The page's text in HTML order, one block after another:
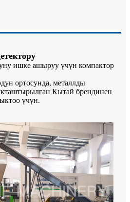
ишке ашыруу үчүн компактор
ортосунда, металлды
Кытай брендинен
үчүн.